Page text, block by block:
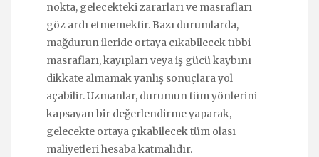
nokta, gelecekteki zararları ve masrafları
göz ardı etmemektir. Bazı durumlarda,
mağdurun ileride ortaya çıkabilecek tıbbi
masrafları, kayıpları veya iş gücü kaybını
dikkate almamak yanlış sonuçlara yol
açabilir. Uzmanlar, durumun tüm yönlerini
kapsayan bir değerlendirme yaparak,
gelecekte ortaya çıkabilecek tüm olası
maliyetleri hesaba katmalıdır.